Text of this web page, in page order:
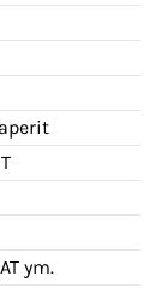
ym.